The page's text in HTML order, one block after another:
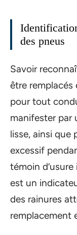
des pneus
Savoir
être
pour tout
manifester par
lisse, ainsi que
excessif
témoin
est un
des rainures
remplacement